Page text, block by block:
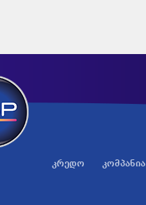
კრედო კომპანია